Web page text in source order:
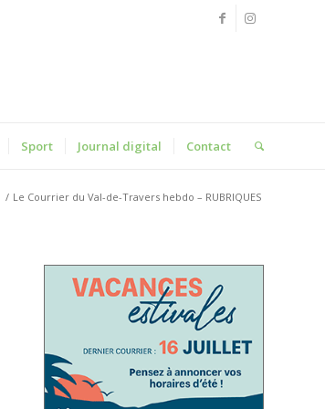
Sport Journal digital Contact
/ Le Courrier du Val-de-Travers hebdo – RUBRIQUES